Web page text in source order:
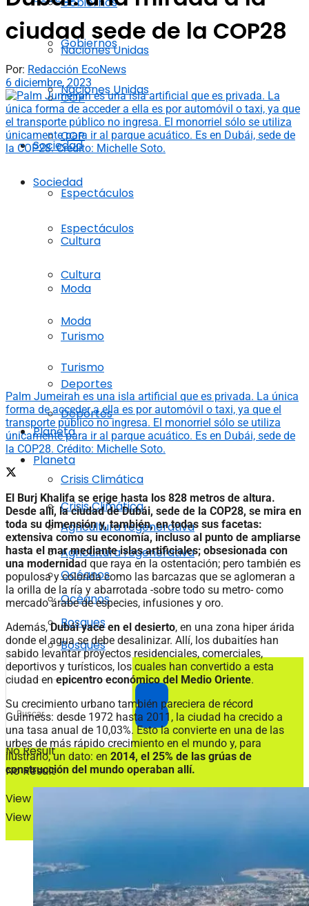
Naciones Unidas
COP
Sociedad
Espectáculos
Cultura
Moda
Turismo
Deportes
Planeta
Crisis Climática
Agricultura regenerativa
Océanos
Bosques
No Result
View All Result
Gobiernos
Naciones Unidas
COP
Sociedad
Espectáculos
Cultura
Moda
Turismo
Deportes
Planeta
Crisis Climática
Agricultura regenerativa
Océanos
Bosques
No Result
View All Result
ciudad sede de la COP28
Por: Redacción EcoNews
6 diciembre, 2023
Palm Jumeirah es una isla artificial que es privada. La única
forma de acceder a ella es por automóvil o taxi, ya que el
transporte público no ingresa. El monorriel sólo se utiliza
únicamente para ir al parque acuático. Es en Dubái, sede de
la COP28. Crédito: Michelle Soto.
El Burj Khalifa se erige hasta los 828 metros de altura.
Desde allí, la ciudad de Dubái, sede de la COP28, se mira en
toda su dimensión y, también, en todas sus facetas:
extensiva como su economía, incluso al punto de ampliarse
hasta el mar mediante islas artificiales; obsesionada con
una modernidad que raya en la ostentación; pero también es
populosa y colorida como las barcazas que se aglomeran a
la orilla de la ría y abarrotada -sobre todo su metro- como
mercado árabe de especies, infusiones y oro.
Además,Dubái yace en el desierto, en una zona hiper árida
donde el agua se debe desalinizar. Allí, los dubaitíes han
sabido levantar proyectos residenciales, comerciales,
deportivos y turísticos, los cuales han convertido a esta
ciudad enepicentro económico del Medio Oriente.
Su crecimiento urbano también pareciera de récord
Guinness: desde 1972 hasta 2011, la ciudad ha crecido a
una tasa anual de 10,03%. Esto la convierte en una de las
urbes de más rápido crecimiento en el mundo y, para
ilustrarlo, un dato: en 2014, el 25% de las grúas de
construcción del mundo operaban allí.